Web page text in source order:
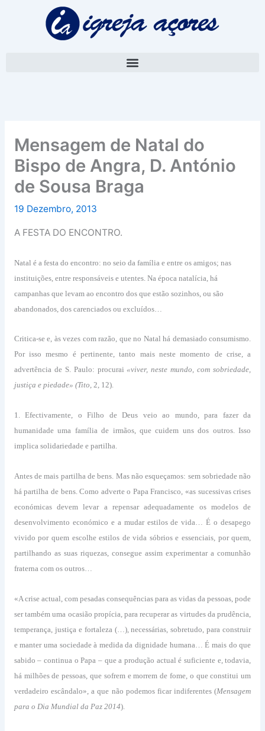
Mensagem de Natal do
Bispo de Angra, D. António
de Sousa Braga
19 Dezembro, 2013
A FESTA DO ENCONTRO.
Natal é a festa do encontro: no seio da família e entre os amigos; nas
instituições, entre responsáveis e utentes. Na época natalícia, há
campanhas que levam ao encontro dos que estão sozinhos, ou são
abandonados, dos carenciados ou excluídos…
Critica-se e, às vezes com razão, que no Natal há demasiado consumismo.
Por isso mesmo é pertinente, tanto mais neste momento de crise, a
advertência de S. Paulo: procurai «viver, neste mundo, com sobriedade,
justiça e piedade» (Tito, 2, 12).
1. Efectivamente, o Filho de Deus veio ao mundo, para fazer da
humanidade uma família de irmãos, que cuidem uns dos outros. Isso
implica solidariedade e partilha.
Antes de mais partilha de bens. Mas não esqueçamos: sem sobriedade não
há partilha de bens. Como adverte o Papa Francisco, «as sucessivas crises
económicas devem levar a repensar adequadamente os modelos de
desenvolvimento económico e a mudar estilos de vida… É o desapego
vivido por quem escolhe estilos de vida sóbrios e essenciais, por quem,
partilhando as suas riquezas, consegue assim experimentar a comunhão
fraterna com os outros…
«A crise actual, com pesadas consequências para as vidas da pessoas, pode
ser também uma ocasião propícia, para recuperar as virtudes da prudência,
temperança, justiça e fortaleza (…), necessárias, sobretudo, para construir
e manter uma sociedade à medida da dignidade humana… É mais do que
sabido – continua o Papa – que a produção actual é suficiente e, todavia,
há milhões de pessoas, que sofrem e morrem de fome, o que constitui um
verdadeiro escândalo», a que não podemos ficar indiferentes (Mensagem
para o Dia Mundial da Paz 2014).